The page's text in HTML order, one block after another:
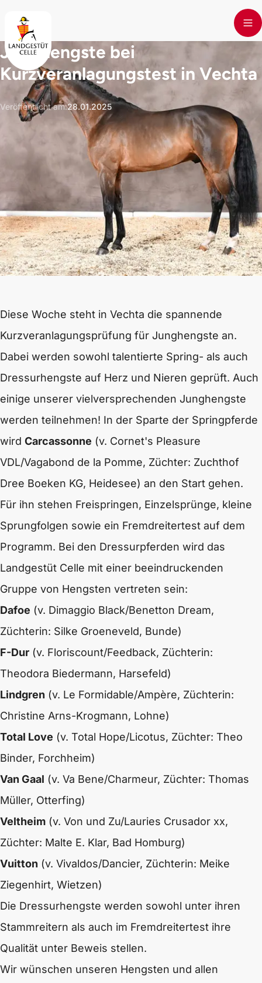
Junghengste bei
Kurzveranlagungstest in Vechta
Veröffentlicht am:28.01.2025
Diese Woche steht in Vechta die spannende
Kurzveranlagungsprüfung für Junghengste an.
Dabei werden sowohl talentierte Spring- als auch
Dressurhengste auf Herz und Nieren geprüft. Auch
einige unserer vielversprechenden Junghengste
werden teilnehmen! In der Sparte der Springpferde
wird Carcassonne (v. Cornet's Pleasure
VDL/Vagabond de la Pomme, Züchter: Zuchthof
Dree Boeken KG, Heidesee) an den Start gehen.
Für ihn stehen Freispringen, Einzelsprünge, kleine
Sprungfolgen sowie ein Fremdreitertest auf dem
Programm. Bei den Dressurpferden wird das
Landgestüt Celle mit einer beeindruckenden
Gruppe von Hengsten vertreten sein:
Dafoe (v. Dimaggio Black/Benetton Dream,
Züchterin: Silke Groeneveld, Bunde)
F-Dur (v. Floriscount/Feedback, Züchterin:
Theodora Biedermann, Harsefeld)
Lindgren (v. Le Formidable/Ampère, Züchterin:
Christine Arns-Krogmann, Lohne)
Total Love (v. Total Hope/Licotus, Züchter: Theo
Binder, Forchheim)
Van Gaal (v. Va Bene/Charmeur, Züchter: Thomas
Müller, Otterfing)
Veltheim (v. Von und Zu/Lauries Crusador xx,
Züchter: Malte E. Klar, Bad Homburg)
Vuitton (v. Vivaldos/Dancier, Züchterin: Meike
Ziegenhirt, Wietzen)
Die Dressurhengste werden sowohl unter ihren
Stammreitern als auch im Fremdreitertest ihre
Qualität unter Beweis stellen.
Wir wünschen unseren Hengsten und allen